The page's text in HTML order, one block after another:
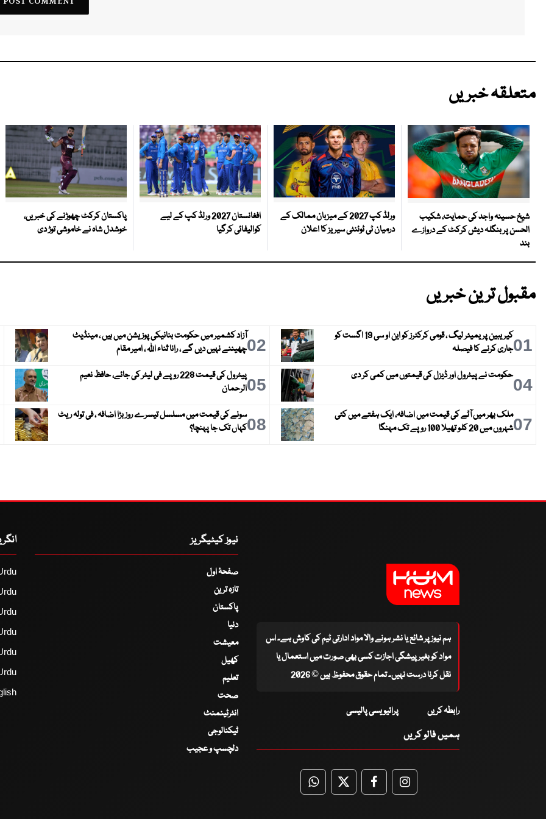
متعلقہ خبریں
شیخ حسینہ واجد کی حمایت، شکیب
الحسن پر بنگلہ دیش کرکٹ کے دروازے
بند
ورلڈ کپ 2027 کے میزبان ممالک کے
درمیان ٹی ٹوئنٹی سیریز کا اعلان
افغانستان 2027 ورلڈ کپ کے لیے
کوالیفائی کرگیا
پاکستان کرکٹ چھوڑنے کی خبریں،
خوشدل شاہ نے خاموشی توڑ دی
مقبول ترین خبریں
01
کیریبین پریمیئر لیگ ، قومی کرکٹرز کو این او سی 19 اگست کو
جاری کرنے کا فیصلہ
02آزاد کشمیر میں حکومت بنانیکی پوزیشن میں ہیں ، مینڈیٹ
چھیننے نہیں دیں گے ، رانا ثناء اللہ ، امیر مقام
04حکومت نے پیٹرول اور ڈیزل کی قیمتوں میں کمی کر دی 05
پیٹرول کی قیمت 228 روپے فی لیٹر کی جائے، حافظ نعیم
الرحمان
07ملک بھر میں آٹے کی قیمت میں اضافہ، ایک ہفتے میں کئی
شہروں میں 20 کلو تھیلا 100 روپے تک مہنگا
08سونے کی قیمت میں مسلسل تیسرے روز بڑا اضافہ ، فی تولہ ریٹ
کہاں تک جا پہنچا؟
ہم نیوز پر شائع یا نشر ہونے والا مواد ادارتی ٹیم کی کاوش ہے۔ اس
مواد کو بغیر پیشگی اجازت کسی بھی صورت میں استعمال یا
نقل کرنا درست نہیں۔ تمام حقوق محفوظ ہیں © 2026
رابطہ کریں پرائیویسی پالیسی
ہمیں فالو کریں
WhatsApp
TwitterFacebookFacebook
نیوز کیٹیگریز
صفحۂ اول
تازہ ترین
پاکستان
دنیا
معیشت
کھیل
تعلیم
صحت
انٹرٹینمنٹ
ٹیکنالوجی
دلچسپ و عجیب